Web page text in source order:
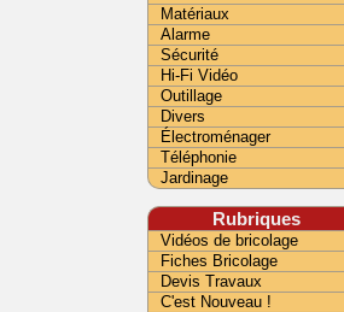
Matériaux
Alarme
Sécurité
Hi-Fi Vidéo
Outillage
Divers
Électroménager
Téléphonie
Jardinage
Rubriques
Vidéos de bricolage
Fiches Bricolage
Devis Travaux
C'est Nouveau !